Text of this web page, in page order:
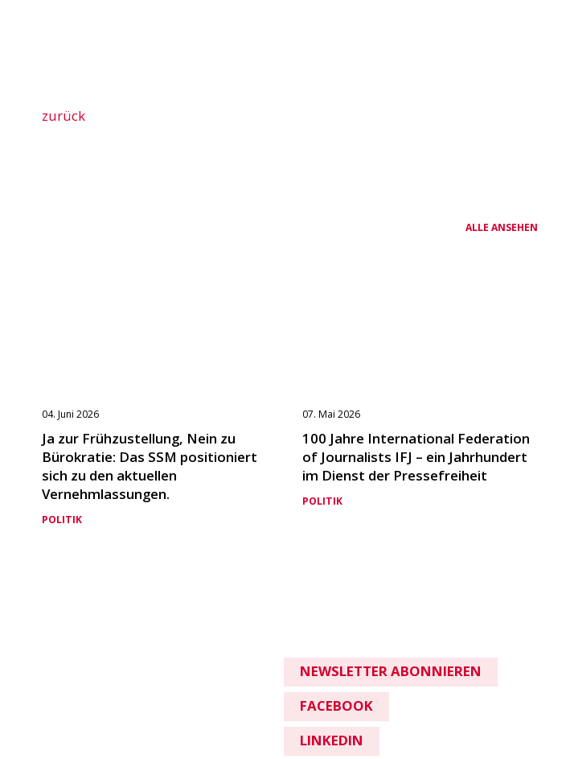
zurück
ALLE ANSEHEN
04. Juni 2026
Ja zur Frühzustellung, Nein zu
Bürokratie: Das SSM positioniert
sich zu den aktuellen
Vernehmlassungen.
POLITIK
07. Mai 2026
100 Jahre International Federation
of Journalists IFJ – ein Jahrhundert
im Dienst der Pressefreiheit
POLITIK
NEWSLETTER ABONNIEREN
FACEBOOK
LINKEDIN